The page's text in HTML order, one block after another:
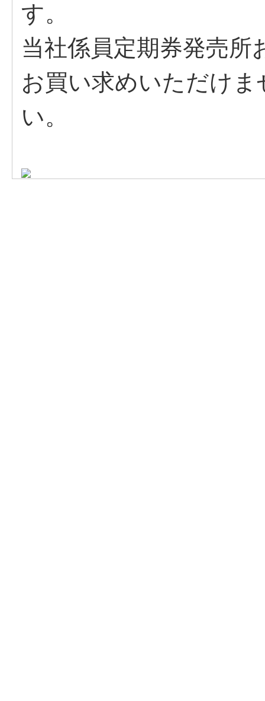
す。
当社係員定期券発売所
お買い求めいただけ
い。